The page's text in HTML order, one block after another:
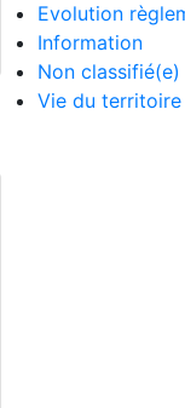
Evolution
Information
Non classifié(e)
Vie du territoire